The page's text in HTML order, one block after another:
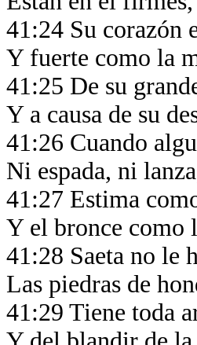
41:24 Su corazón
Y fuerte como la
41:25 De su
Y a causa de su
41:26 Cuando
Ni espada, ni
41:27 Estima
Y el bronce como
41:28 Saeta no le
Las piedras de
41:29 Tiene toda